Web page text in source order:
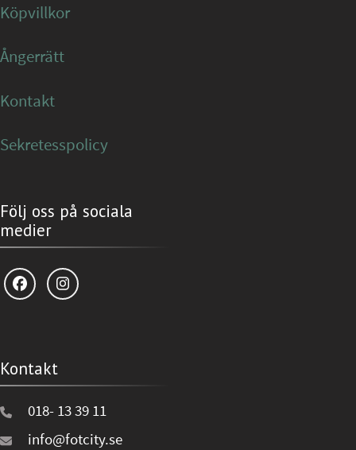
Köpvillkor
Ångerrätt
Kontakt
Sekretesspolicy
Följ oss på sociala
medier
Kontakt
018- 13 39 11
info@fotcity.se